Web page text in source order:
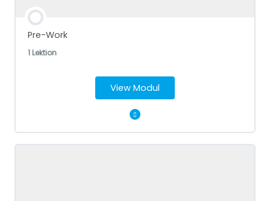
Pre-Work
1 Lektion
View Modul
Modul Content